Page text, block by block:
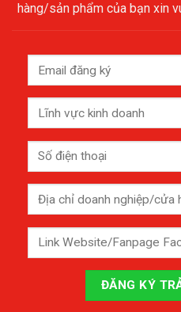
hàng/sản phẩm của bạn xin